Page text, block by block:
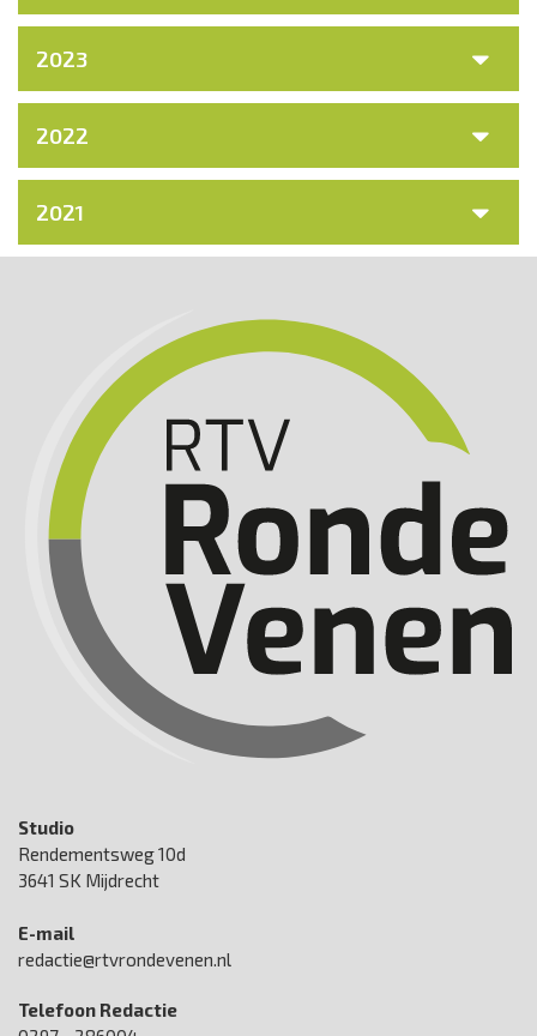
2023
2022
2021
Studio
Rendementsweg 10d
3641 SK Mijdrecht
E-mail
redactie@rtvrondevenen.nl
Telefoon Redactie